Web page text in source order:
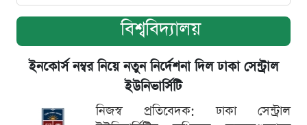
বিশ্ববিদ্যালয়
ইনকোর্স নম্বর নিয়ে নতুন নির্দেশনা দিল ঢাকা সেন্ট্রাল
ইউনিভার্সিটি
নিজস্ব প্রতিবেদক: ঢাকা সেন্ট্রাল